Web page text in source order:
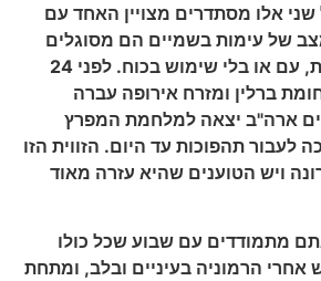
שני אלו מסתדרים מצויין האחד עם
של עימות בשמיים הם מסוגלים
לעזור למהפכות לקרות, עם או בלי שימוש בכוח. לפני 24
נפלה חומת ברלין ומזרח אירופה עברה
לפני 12 שנים ארה"ב יצאה למלחמת המפרץ
לעבור תהפוכות עד היום. הזווית הזו
ויש הטוענים שהיא עזרה מאוד
מתמודדים עם שבוע שכל כולו
אחרי הרמוניה בעיניים ובלב, ומתחת